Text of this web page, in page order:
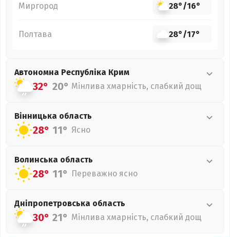
Миргород 28°/16°
Полтава 28°/17°
Автономна Республіка Крим
32° 20° Мінлива хмарність, слабкий дощ
Вінницька область
28° 11° Ясно
Волинська область
28° 11° Переважно ясно
Дніпропетровська область
30° 21° Мінлива хмарність, слабкий дощ